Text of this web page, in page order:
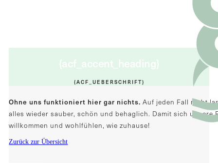
{acf_accent_heading}
{ACF_UEBERSCHRIFT}
Ohne uns funktioniert hier gar nichts. Auf jeden Fall nicht
alles wieder sauber, schön und behaglich. Damit sich unsere
willkommen und wohlfühlen, wie zuhause!
Zurück zur Übersicht